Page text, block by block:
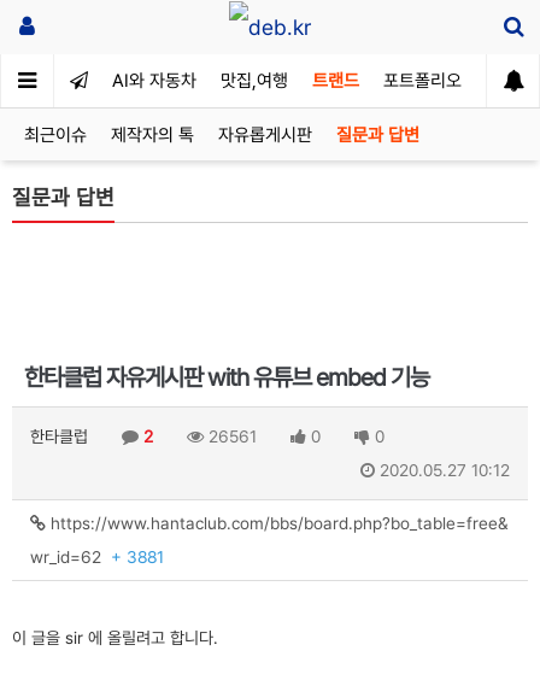
AI와 자동차 맛집,여행 트랜드 포트폴리오
최근이슈 제작자의 톡 자유롭게시판 질문과 답변
질문과 답변
한타클럽 자유게시판 with 유튜브 embed 기능
한타클럽 2 26561 0
0
2020.05.27 10:12
https://www.hantaclub.com/bbs/board.php?bo_table=free&
wr_id=62 + 3881
이 글을 sir 에 올릴려고 합니다.